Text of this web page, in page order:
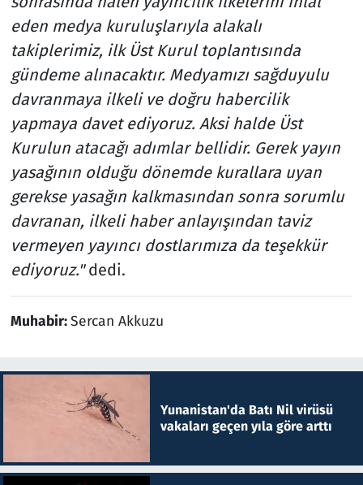
eden medya kuruluşlarıyla alakalı
takiplerimiz, ilk Üst Kurul toplantısında
gündeme alınacaktır. Medyamızı sağduyulu
davranmaya ilkeli ve doğru habercilik
yapmaya davet ediyoruz. Aksi halde Üst
Kurulun atacağı adımlar bellidir. Gerek yayın
yasağının olduğu dönemde kurallara uyan
gerekse yasağın kalkmasından sonra sorumlu
davranan, ilkeli haber anlayışından taviz
vermeyen yayıncı dostlarımıza da teşekkür
ediyoruz."dedi.
Muhabir:Sercan Akkuzu
Yunanistan'da Batı Nil virüsü
vakaları geçen yıla göre arttı